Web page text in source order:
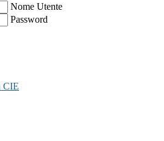
Nome Utente
Password
CIE